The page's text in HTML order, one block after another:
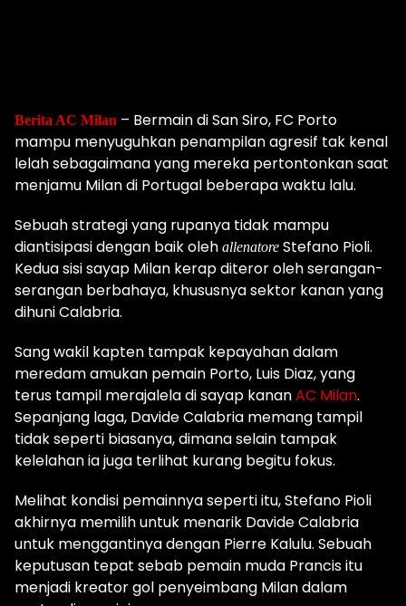
Berita AC Milan – Bermain di San Siro, FC Porto
mampu menyuguhkan penampilan agresif tak kenal
lelah sebagaimana yang mereka pertontonkan saat
menjamu Milan di Portugal beberapa waktu lalu.
Sebuah strategi yang rupanya tidak mampu
diantisipasi dengan baik oleh allenatore Stefano Pioli.
Kedua sisi sayap Milan kerap diteror oleh serangan-
serangan berbahaya, khususnya sektor kanan yang
dihuni Calabria.
Sang wakil kapten tampak kepayahan dalam
meredam amukan pemain Porto, Luis Diaz, yang
terus tampil merajalela di sayap kananAC Milan.
Sepanjang laga, Davide Calabria memang tampil
tidak seperti biasanya, dimana selain tampak
kelelahan ia juga terlihat kurang begitu fokus.
Melihat kondisi pemainnya seperti itu, Stefano Pioli
akhirnya memilih untuk menarik Davide Calabria
untuk menggantinya dengan Pierre Kalulu. Sebuah
keputusan tepat sebab pemain muda Prancis itu
menjadi kreator gol penyeimbang Milan dalam